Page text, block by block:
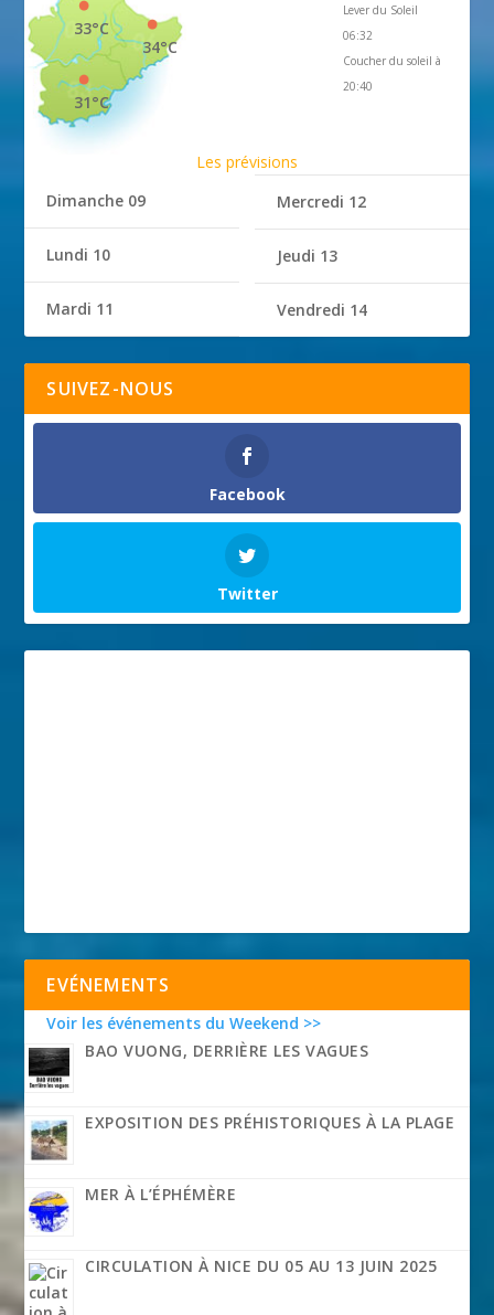
34°C
33°C
31°C
Lever du Soleil
06:32
Coucher du soleil à
20:40
Les prévisions
Dimanche 09
Lundi 10
Mardi 11
Mercredi 12
Jeudi 13
Vendredi 14
SUIVEZ-NOUS
Facebook
Twitter
EVÉNEMENTS
Voir les événements du Weekend >>
BAO VUONG, DERRIÈRE LES VAGUES
EXPOSITION DES PRÉHISTORIQUES À LA PLAGE
MER À L’ÉPHÉMÈRE
CIRCULATION À NICE DU 05 AU 13 JUIN 2025